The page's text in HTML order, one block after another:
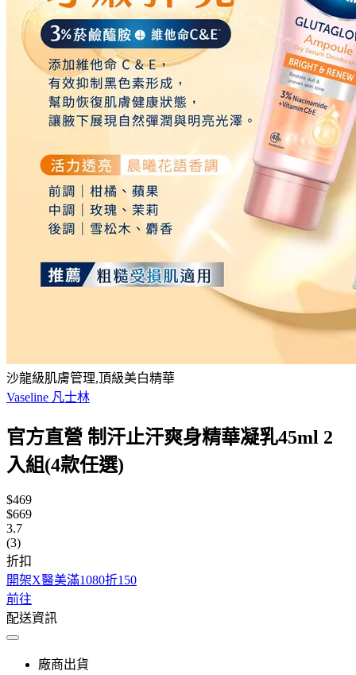
沙龍級肌膚管理,頂級美白精華
Vaseline 凡士林
官方直營 制汗止汗爽身精華凝乳45ml 2
入組(4款任選)
$469
$669
3.7
(3)
折扣
開架X醫美滿1080折150
前往
配送資訊
廠商出貨